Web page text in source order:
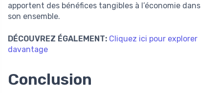
apportent des bénéfices tangibles à l’économie dans
son ensemble.
DÉCOUVREZ ÉGALEMENT: Cliquez ici pour explorer
davantage
Conclusion